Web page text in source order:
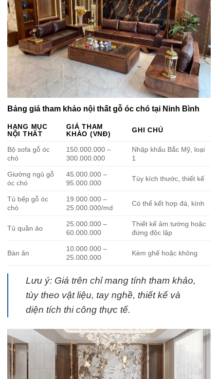
Bảng giá tham khảo nội thất gỗ óc chó tại Ninh Bình
HẠNG MỤC
NỘI THẤT
GIÁ THAM
KHẢO (VNĐ)
GHI CHÚ
Bộ sofa gỗ óc
chó
150.000.000 –
300.000.000
Nhập khẩu Bắc Mỹ, loại
1
Giường ngủ gỗ
óc chó
45.000.000 –
95.000.000
Tùy kích thước, thiết kế
Tủ bếp gỗ óc
chó
19.000.000 –
25.000.000/md
Có thể kết hợp đá, kính
Tủ quần áo
25.000.000 –
60.000.000
Thiết kế âm tường hoặc
đứng độc lập
Bàn ăn
10.000.000 –
25.000.000
Kèm ghế hoặc không
Lưu ý: Giá trên chỉ mang tính tham khảo,
tùy theo vật liệu, tay nghề, thiết kế và
diện tích thi công thực tế.